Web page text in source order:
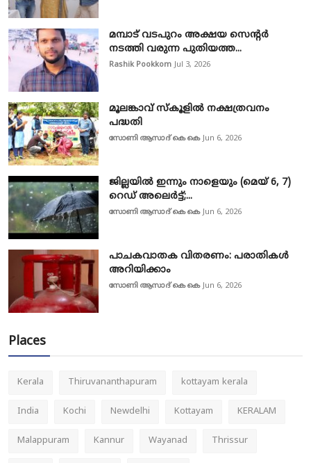
മമ്പാട് വടപുറം അക്ഷയ സെന്റർ
നടത്തി വരുന്ന പുതിയത്ത...
Rashik Pookkom Jul 3, 2026
മൂലങ്കാവ് സ്കൂളിൽ നക്ഷത്രവനം
പദ്ധതി
സോണി ആസാദ് കെ കെ Jun 6, 2026
ജില്ലയിൽ ഇന്നും നാളെയും (മെയ് 6, 7)
റെഡ് അലെർട്ട്;...
സോണി ആസാദ് കെ കെ Jun 6, 2026
പാചകവാതക വിതരണം: പരാതികൾ
അറിയിക്കാം
സോണി ആസാദ് കെ കെ Jun 6, 2026
Places
Kerala Thiruvananthapuram kottayam kerala
India Kochi Newdelhi Kottayam KERALAM
Malappuram Kannur Wayanad Thrissur